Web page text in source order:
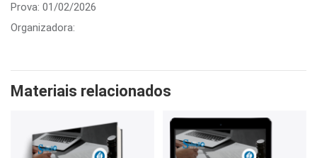
Prova: 01/02/2026
Organizadora:
Materiais relacionados